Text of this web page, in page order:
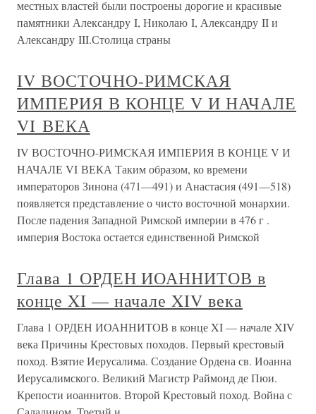
местных властей были построены дорогие и красивые
памятники Александру I, Николаю I, Александру II и
Александру III.Столица страны
IV ВОСТОЧНО-РИМСКАЯ
ИМПЕРИЯ В КОНЦЕ V И НАЧАЛЕ
VI ВЕКА
IV ВОСТОЧНО-РИМСКАЯ ИМПЕРИЯ В КОНЦЕ V И
НАЧАЛЕ VI ВЕКА Таким образом, ко времени
императоров Зинона (471—491) и Анастасия (491—518)
появляется представление о чисто восточной монархии.
После падения Западной Римской империи в 476 г .
империя Востока остается единственной Римской
Глава 1 ОРДЕН ИОАННИТОВ в
конце XI — начале XIV века
Глава 1 ОРДЕН ИОАННИТОВ в конце XI — начале XIV
века Причины Крестовых походов. Первый крестовый
поход. Взятие Иерусалима. Создание Ордена св. Иоанна
Иерусалимского. Великий Магистр Раймонд де Пюи.
Крепости иоаннитов. Второй Крестовый поход. Война с